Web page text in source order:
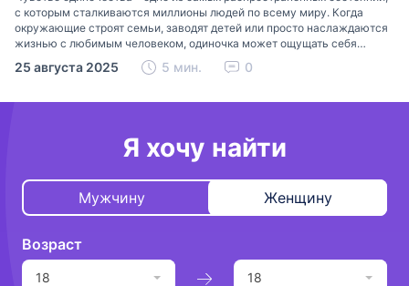
с которым сталкиваются миллионы людей по всему миру. Когда
окружающие строят семьи, заводят детей или просто наслаждаются
жизнью с любимым человеком, одиночка может ощущать себя
изолированным и ненужным. Фраза «устала быть одна, хочу…
25 августа 2025 5 мин. 0
Я хочу найти
Мужчину Женщину
Возраст
18 18